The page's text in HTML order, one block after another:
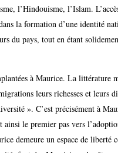
l’Hindouisme, l’Islam.
la formation d’une identité
du pays, tout en étant
à Maurice. La littérature
leurs richesses et leurs
». C’est précisément à
le premier pas vers
demeure un espace de liberté